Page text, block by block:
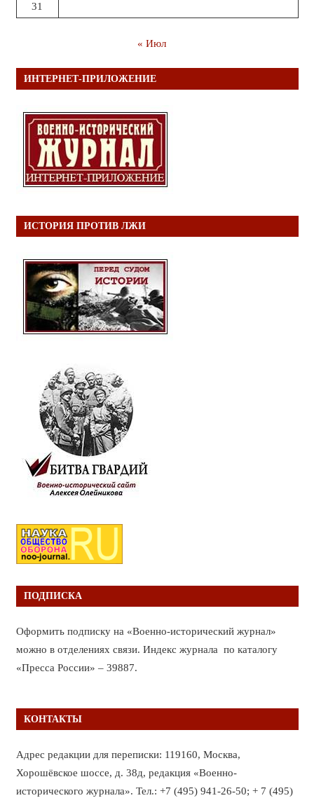
31
« Июл
ИНТЕРНЕТ-ПРИЛОЖЕНИЕ
ИСТОРИЯ ПРОТИВ ЛЖИ
ПОДПИСКА
Оформить подписку на «Военно-исторический журнал»
можно в отделениях связи. Индекс журнала по каталогу
«Пресса России» – 39887.
КОНТАКТЫ
Адрес редакции для переписки: 119160, Москва,
Хорошёвское шоссе, д. 38д, редакция «Военно-
исторического журнала». Тел.: +7 (495) 941-26-50; + 7 (495)